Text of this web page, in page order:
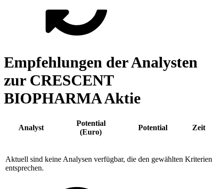
Empfehlungen der Analysten
zur CRESCENT
BIOPHARMA Aktie
Analyst
Potential
(Euro)
Potential Zeit
Aktuell sind keine Analysen verfügbar, die den gewählten Kriterien
entsprechen.